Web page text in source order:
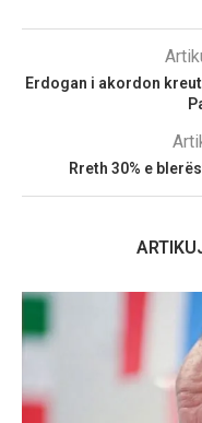
Erdogan i akordon
Rreth 30% e